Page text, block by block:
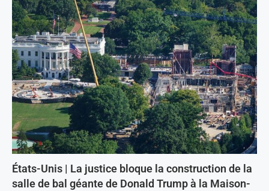
États-Unis | La justice bloque la construction de la
salle de bal géante de Donald Trump à la Maison-